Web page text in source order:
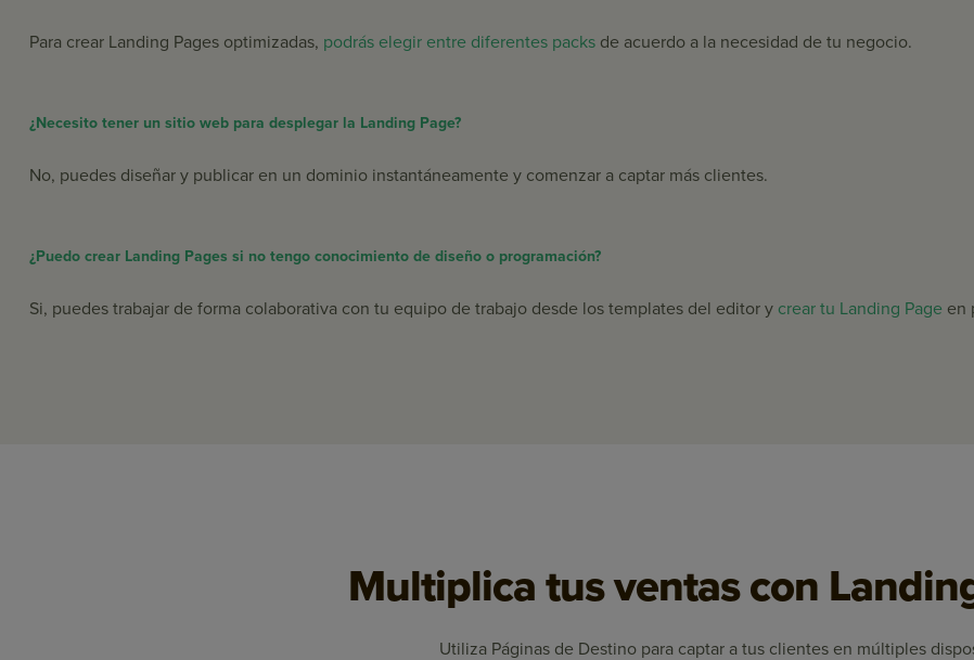
Para crear Landing Pages optimizadas, podrás elegir entre diferentes packsde acuerdo a la necesidad de tu negocio.
¿Necesito tener un sitio web para desplegar la Landing Page?
No, puedes diseñar y publicar en un dominio instantáneamente y comenzar a captar más clientes.
¿Puedo crear Landing Pages si no tengo conocimiento de diseño o programación?
Si, puedes trabajar de forma colaborativa con tu equipo de trabajo desde los templates del editor y crear tu Landing Page en
Multiplica tus ventas con
Utiliza Páginas de Destino para captar a tus clientes en múltiples